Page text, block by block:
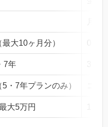
大10ヶ月分） 0円
7年 3年
5・7年プランのみ）
大5万円